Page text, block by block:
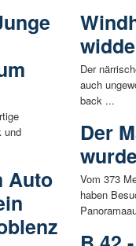
und
Auto
Der
auch
back ...
Der
Vom 373
haben